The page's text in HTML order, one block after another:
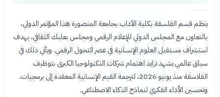
ينظم قسم الفلسفة بكلية الآداب بجامعة المنصورة هذا المؤتمر الدولي،
بالتعاون مع المجلس الدولي للإعلام الرقمي ومجلس بعلبك الثقافي، بهدف
استشراف مستقبل العلوم الإنسانية في عصر التحول الرقمي. ويأتي ذلك في
سياق عالمي يشهد تزايد اهتمام شركات التكنولوجيا الكبرى بتوظيف
الفلاسفة منذ يونيو 2026، لترجمة القيم الإنسانية المعقدة إلى برمجيات،
وتحسين الأداء الفكري لنماذج الذكاء الاصطناعي.